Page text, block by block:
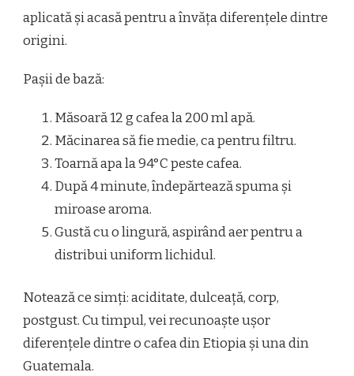
aplicată și acasă pentru a învăța diferențele dintre
origini.
Pașii de bază:
Măsoară 12 g cafea la 200 ml apă.
Măcinarea să fie medie, ca pentru filtru.
Toarnă apa la 94°C peste cafea.
După 4 minute, îndepărtează spuma și
miroase aroma.
Gustă cu o lingură, aspirând aer pentru a
distribui uniform lichidul.
Notează ce simți: aciditate, dulceață, corp,
postgust. Cu timpul, vei recunoaște ușor
diferențele dintre o cafea din Etiopia și una din
Guatemala.